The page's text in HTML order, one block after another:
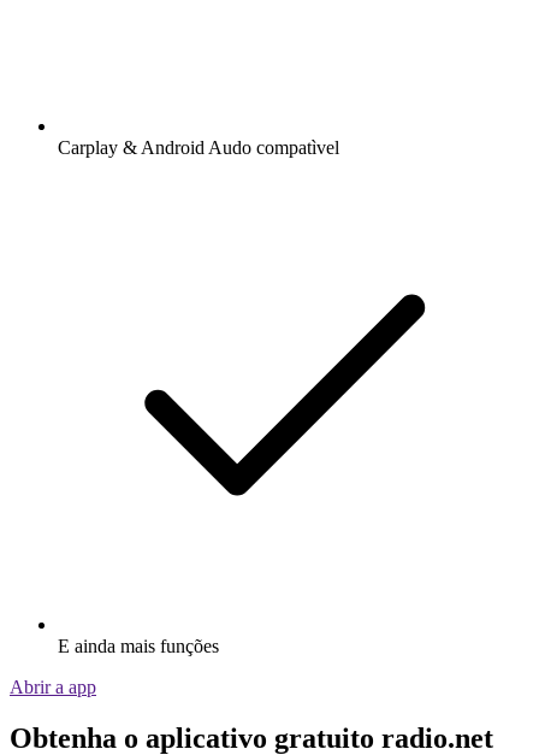
Carplay & Android Audo compatìvel
E ainda mais funções
Abrir a app
Obtenha o aplicativo gratuito radio.net